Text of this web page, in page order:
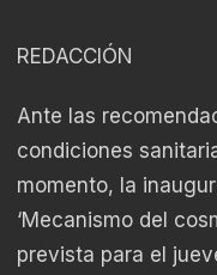
REDACCIÓN
Ante las
condiciones
momento, la
‘Mecanismo del
prevista para el